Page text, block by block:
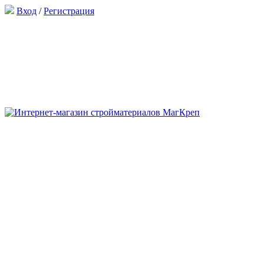
Вход /Регистрация